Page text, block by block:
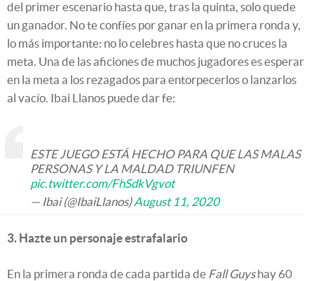
del primer escenario hasta que, tras la quinta, solo quede
un ganador. No te confíes por ganar en la primera ronda y,
lo más importante: no lo celebres hasta que no cruces la
meta. Una de las aficiones de muchos jugadores es esperar
en la meta a los rezagados para entorpecerlos o lanzarlos
al vacío. Ibai Llanos puede dar fe:
ESTE JUEGO ESTÁ HECHO PARA QUE LAS MALAS
PERSONAS Y LA MALDAD TRIUNFEN
pic.twitter.com/FhSdkVgvot
— Ibai (@IbaiLlanos)August 11, 2020
3. Hazte un personaje estrafalario
En la primera ronda de cada partida de Fall Guyshay 60